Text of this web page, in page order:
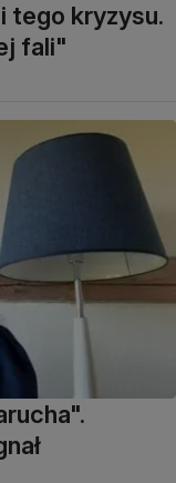
tego kryzysu.
fali"